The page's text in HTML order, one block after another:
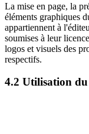
La mise en page, la
éléments graphiques
appartiennent à
soumises à leur
logos et visuels des
respectifs.
4.2 Utilisation